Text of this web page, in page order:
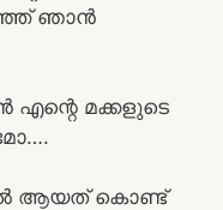
ഞാൻ
എന്റെ മക്കളുടെ
ആയത് കൊണ്ട്